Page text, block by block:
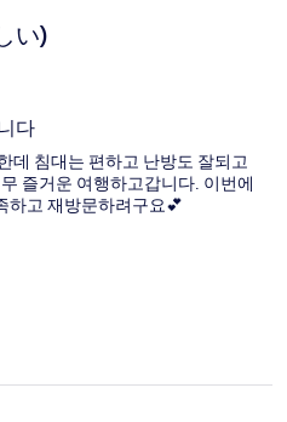
い)
다
데 침대는 편하고 난방도 잘되고
즐거운 여행하고갑니다. 이번에
하고 재방문하려구요💕